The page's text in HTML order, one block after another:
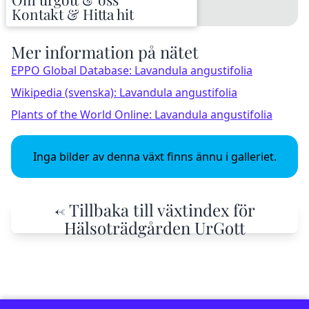
Kontakt & Hitta hit
Mer information på nätet
EPPO Global Database: Lavandula angustifolia
Wikipedia (svenska): Lavandula angustifolia
Plants of the World Online: Lavandula angustifolia
Inga bilder av denna växt finns ännu i galleriet.
← Tillbaka till växtindex för
Hälsoträdgården UrGott